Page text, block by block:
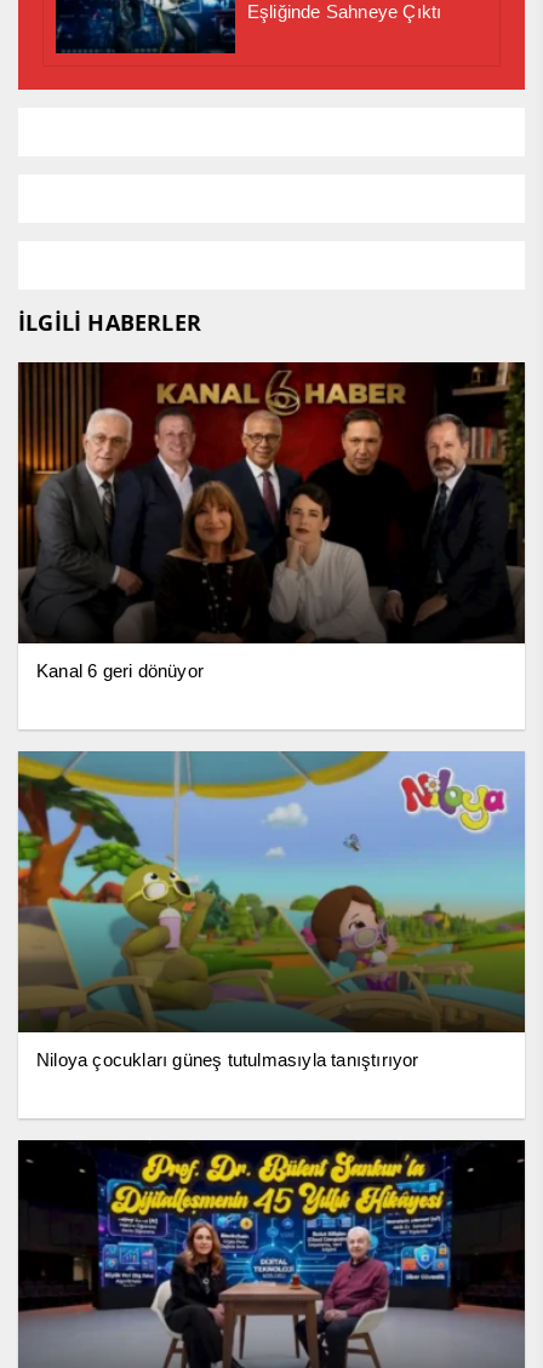
Eşliğinde Sahneye Çıktı
İLGİLİ HABERLER
Kanal 6 geri dönüyor
Niloya çocukları güneş tutulmasıyla tanıştırıyor